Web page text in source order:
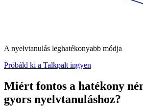
A nyelvtanulás leghatékonyabb módja
Próbáld ki a Talkpalt ingyen
Miért fontos a hatékony
gyors nyelvtanuláshoz?